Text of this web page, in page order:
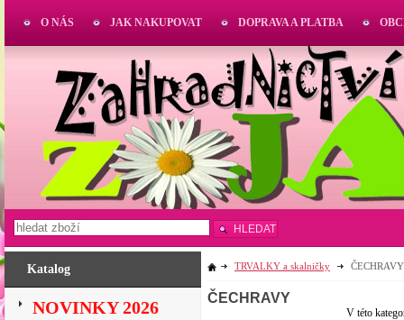
Katalog
NOVINKY 2026
TRVALKY a skalničky ČECHRAVY
ČECHRAVY
V této
O NÁS JAK NAKUPOVAT DOPRAVA A PLATBA
HLEDAT